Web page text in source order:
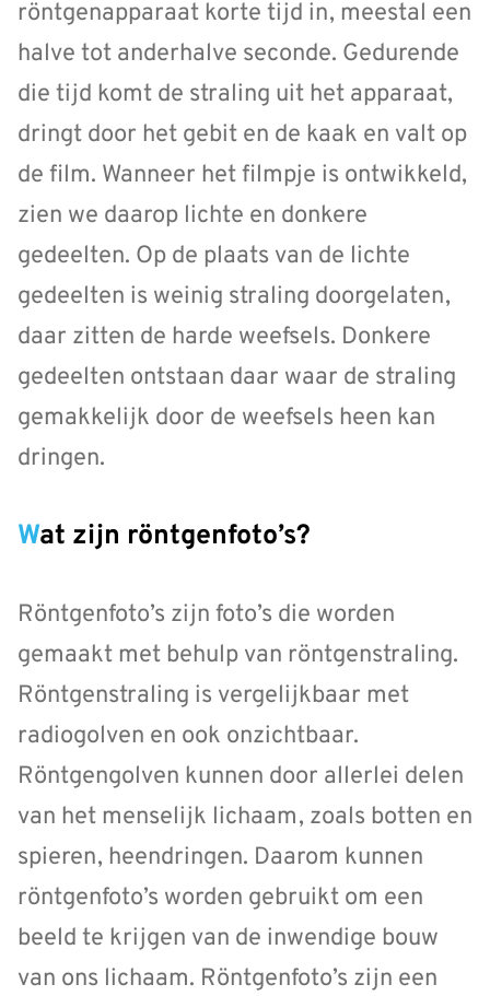
röntgenapparaat korte tijd in, meestal een
halve tot anderhalve seconde. Gedurende
die tijd komt de straling uit het apparaat,
dringt door het gebit en de kaak en valt op
de film. Wanneer het filmpje is ontwikkeld,
zien we daarop lichte en donkere
gedeelten. Op de plaats van de lichte
gedeelten is weinig straling doorgelaten,
daar zitten de harde weefsels. Donkere
gedeelten ontstaan daar waar de straling
gemakkelijk door de weefsels heen kan
dringen.
Wat zijn röntgenfoto’s?
Röntgenfoto’s zijn foto’s die worden
gemaakt met behulp van röntgenstraling.
Röntgenstraling is vergelijkbaar met
radiogolven en ook onzichtbaar.
Röntgengolven kunnen door allerlei delen
van het menselijk lichaam, zoals botten en
spieren, heendringen. Daarom kunnen
röntgenfoto’s worden gebruikt om een
beeld te krijgen van de inwendige bouw
van ons lichaam. Röntgenfoto’s zijn een